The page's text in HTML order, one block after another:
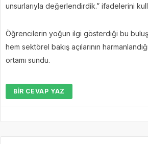
unsurlarıyla değerlendirdik.” ifadelerini
Öğrencilerin yoğun ilgi gösterdiği bu
hem sektörel bakış açılarının
ortamı sundu.
BIR CEVAP YAZ